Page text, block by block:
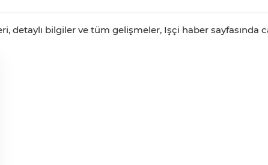
detaylı bilgiler ve tüm gelişmeler, Işçi haber sayfasında